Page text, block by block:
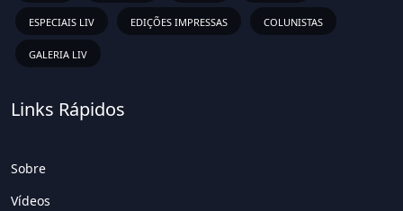
ESPECIAIS LIV EDIÇÕES IMPRESSAS COLUNISTAS
GALERIA LIV
Links Rápidos
Sobre
Vídeos